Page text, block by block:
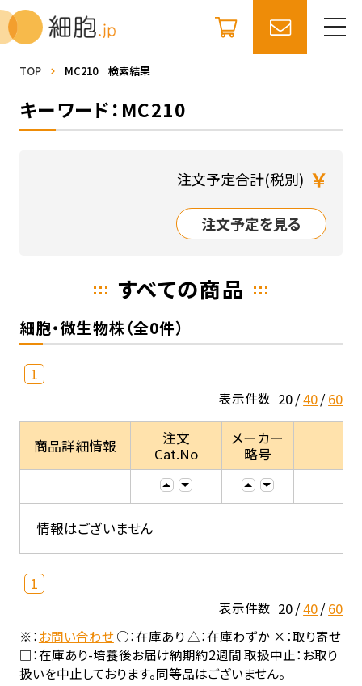
TOP MC210 検索結果
キーワード：MC210
注文予定合計(税別) ￥
注文予定を見る
すべての商品
細胞・微生物株（全0件）
1
表示件数 20 40 60
商品詳細情報
注文
Cat.No
メーカー
略号
情報はございません
1
表示件数 20 40 60
※：お問い合わせ○：在庫あり △：在庫わずか ×：取り寄せ
□：在庫あり-培養後お届け納期約2週間 取扱中止：お取り
扱いを中止しております。同等品はございません。